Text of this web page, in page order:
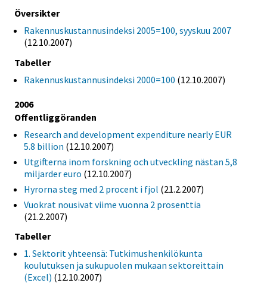
Översikter
Rakennuskustannusindeksi 2005=100, syyskuu 2007
(12.10.2007)
Tabeller
Rakennuskustannusindeksi 2000=100 (12.10.2007)
2006
Offentliggöranden
Research and development expenditure nearly EUR
5.8 billion (12.10.2007)
Utgifterna inom forskning och utveckling nästan 5,8
miljarder euro (12.10.2007)
Hyrorna steg med 2 procent i fjol (21.2.2007)
Vuokrat nousivat viime vuonna 2 prosenttia
(21.2.2007)
Tabeller
1. Sektorit yhteensä: Tutkimushenkilökunta
koulutuksen ja sukupuolen mukaan sektoreittain
(Excel) (12.10.2007)